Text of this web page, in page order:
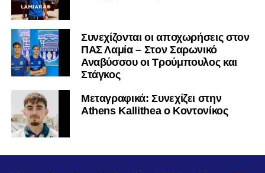
Συνεχίζονται οι αποχωρήσεις στον
ΠΑΣ Λαμία – Στον Σαρωνικό
Αναβύσσου οι Τρούμπουλος και
Στάγκος
Mεταγραφικά: Συνεχίζει στην
Athens Kallithea ο Κοντονίκος